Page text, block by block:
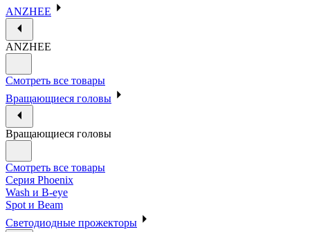
ANZHEE
ANZHEE
Смотреть все товары
Вращающиеся головы
Вращающиеся головы
Смотреть все товары
Cерия Phoenix
Wash и B-eye
Spot и Beam
Cветодиодные прожекторы